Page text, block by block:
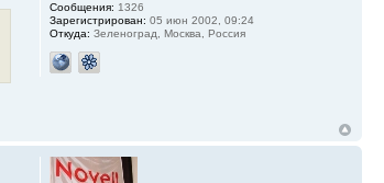
Сообщения: 1326
Зарегистрирован: 05 июн 2002, 09:24
Откуда: Зеленоград, Москва, Россия